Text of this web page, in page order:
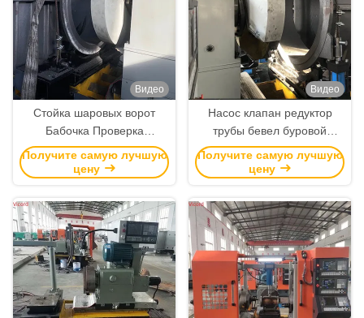
Видео
Стойка шаровых ворот
Бабочка Проверка
клапанов Борящая
фрезерная и поворотная
Получите самую лучшую
цену
Видео
Насос клапан редуктор
трубы бевел буровой
мельницы Поворачивать
СНК-машины станка
Получите самую лучшую
цену